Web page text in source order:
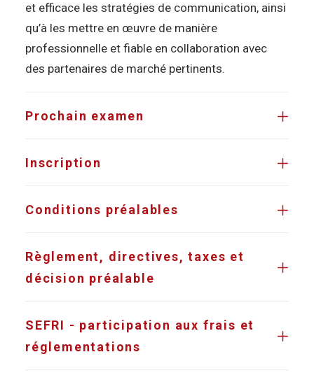
et efficace les stratégies de communication, ainsi
qu’à les mettre en œuvre de manière
professionnelle et fiable en collaboration avec
des partenaires de marché pertinents.
Prochain examen
Inscription
Conditions préalables
Règlement, directives, taxes et
décision préalable
SEFRI - participation aux frais et
réglementations